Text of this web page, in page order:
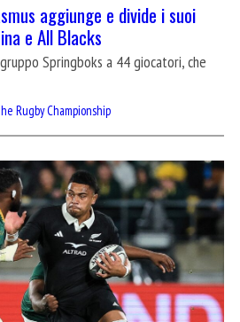
aggiunge e divide i suoi
e All Blacks
Springboks a 44 giocatori, che
Rugby Championship